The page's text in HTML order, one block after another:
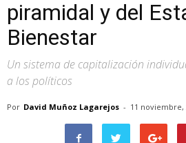
piramidal y del
Bienestar
Un sistema de capitalización
a los políticos
Por David Muñoz Lagarejos - 11 noviembre,